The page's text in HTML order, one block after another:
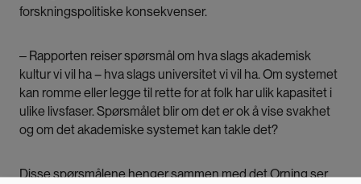
forskningspolitiske konsekvenser.
‒ Rapporten reiser spørsmål om hva slags akademisk
kultur vi vil ha – hva slags universitet vi vil ha. Om systemet
kan romme eller legge til rette for at folk har ulik kapasitet i
ulike livsfaser. Spørsmålet blir om det er ok å vise svakhet
og om det akademiske systemet kan takle det?
Disse spørsmålene henger sammen med det Orning ser